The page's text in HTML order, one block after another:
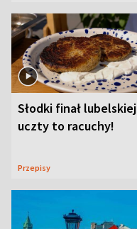
Słodki finał lubelskiej
uczty to racuchy!
Przepisy